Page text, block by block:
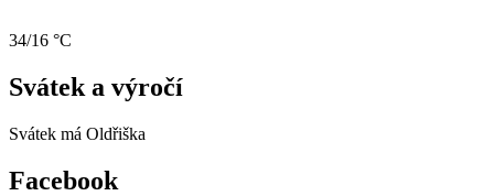
34/16 °C
Svátek a výročí
Svátek má Oldřiška
Facebook